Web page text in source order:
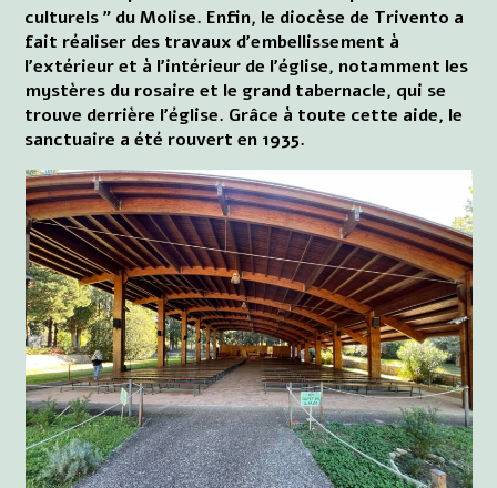
culturels ” du Molise. Enfin, le diocèse de Trivento a
fait réaliser des travaux d'embellissement à
l'extérieur et à l'intérieur de l'église, notamment les
mystères du rosaire et le grand tabernacle, qui se
trouve derrière l'église. Grâce à toute cette aide, le
sanctuaire a été rouvert en 1935.